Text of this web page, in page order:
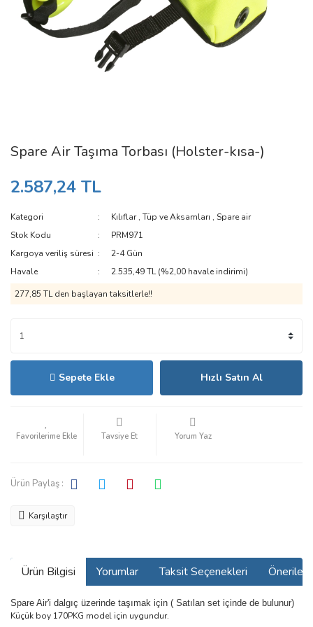
Spare Air Taşıma Torbası (Holster-kısa-)
2.587,24 TL
Kategori Kılıflar,Tüp ve Aksamları ,Spare air
Stok Kodu
PRM971
Kargoya veriliş süresi
2-4 Gün
Havale
2.535,49 TL (%2,00 havale indirimi)
277,85 TL den başlayan taksitlerle!!
Sepete Ekle Hızlı Satın Al
Tavsiye Et Yorum Yaz
Ürün Paylaş :
Karşılaştır
Ürün Bilgisi Yorumlar Taksit Seçenekleri
Spare Air'i dalgıç üzerinde taşımak için ( Satılan set içinde de bulunur)
Küçük boy 170PKG model için uygundur.